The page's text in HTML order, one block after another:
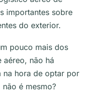
importantes sobre
do exterior.
pouco mais dos
aéreo, não há
na hora de optar por
é mesmo?